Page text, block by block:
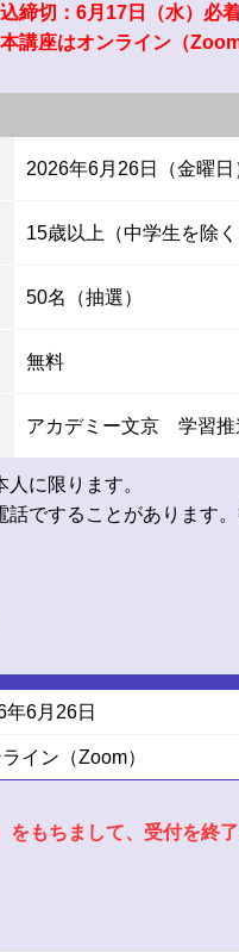
締切：6月17日（水）必
講座はオンライン（
2026年6月26日（金曜日
15歳以上（中学生を除く
50名（抽選）
無料
アカデミー文京 学習
に限ります。
ですることがあります
年6月26日
イン（Zoom）
をもちまして、受付を終